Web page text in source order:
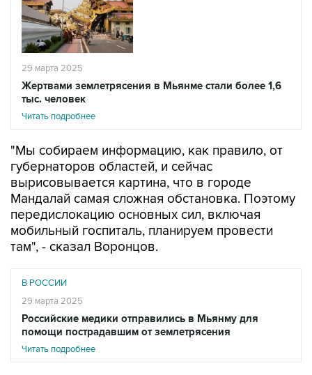
29 марта 2025
Жертвами землетрясения в Мьянме стали более 1,6
тыс. человек
Читать подробнее
"Мы собираем информацию, как правило, от
губернаторов областей, и сейчас
вырисовывается картина, что в городе
Мандалай самая сложная обстановка. Поэтому
передислокацию основных сил, включая
мобильный госпиталь, планируем провести
там", - сказал Воронцов.
В РОССИИ
29 марта 2025
Российские медики отправились в Мьянму для
помощи пострадавшим от землетрясения
Читать подробнее